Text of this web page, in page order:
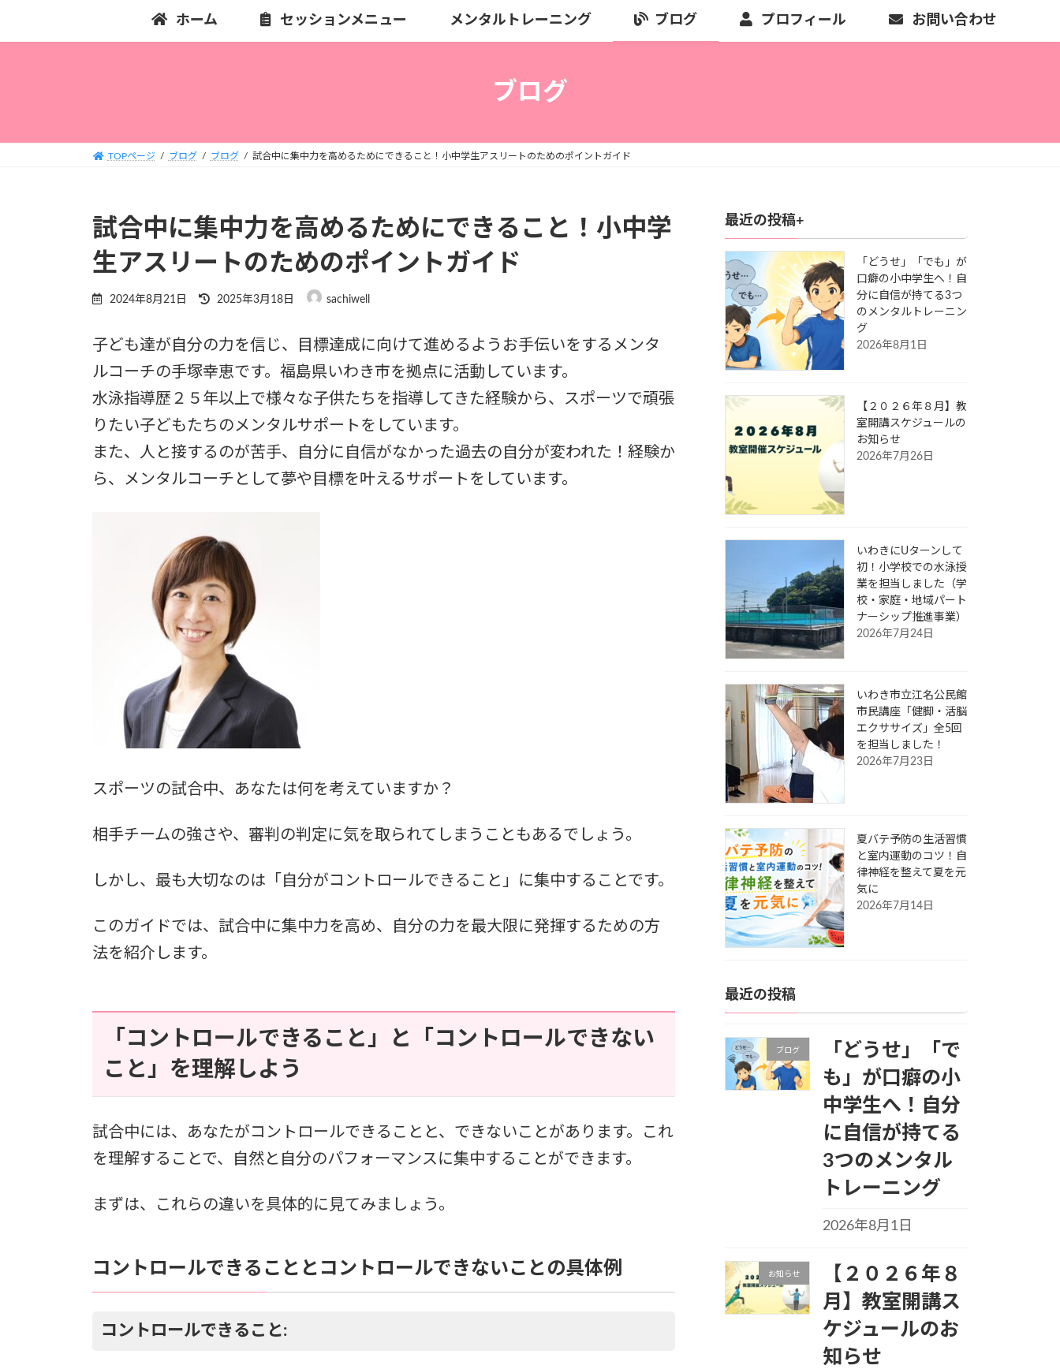
キ
に
ホーム セッションメニュー メンタルトレーニング ブログ プロフィール お問い合わせ
ブログ
TOPページ ブログ ブログ 試合中に集中力を高めるためにできること！小中学生アスリートのためのポイントガイド
試合中に集中力を高めるためにできること！小中学
生アスリートのためのポイントガイド
2024年8月21日
最
新
日
時
:
2025年3月18日 sachiwell
子ども達が自分の力を信じ、目標達成に向けて進めるようお手伝いをするメンタ
ルコーチの手塚幸恵です。福島県いわき市を拠点に活動しています。
水泳指導歴２５年以上で様々な子供たちを指導してきた経験から、スポーツで頑張
りたい子どもたちのメンタルサポートをしています。
また、人と接するのが苦手、自分に自信がなかった過去の自分が変われた！経験か
ら、メンタルコーチとして夢や目標を叶えるサポートをしています。
スポーツの試合中、あなたは何を考えていますか？
相手チームの強さや、審判の判定に気を取られてしまうこともあるでしょう。
しかし、最も大切なのは「自分がコントロールできること」に集中することです。
このガイドでは、試合中に集中力を高め、自分の力を最大限に発揮するための方
法を紹介します。
「コントロールできること」と「コントロールできない
こと」を理解しよう
試合中には、あなたがコントロールできることと、できないことがあります。これ
を理解することで、自然と自分のパフォーマンスに集中することができます。
まずは、これらの違いを具体的に見てみましょう。
コントロールできることとコントロールできないことの具体例
コントロールできること:
最近の投稿+
「どうせ」「でも」が
口癖の小中学生へ！自
分に自信が持てる3つ
のメンタルトレーニン
グ
2026年8月1日
【２０２６年８月】教
室開講スケジュールの
お知らせ
2026年7月26日
いわきにUターンして
初！小学校での水泳授
業を担当しました（学
校・家庭・地域パート
ナーシップ推進事業）
2026年7月24日
いわき市立江名公民館
市民講座「健脚・活脳
エクササイズ」全5回
を担当しました！
2026年7月23日
夏バテ予防の生活習慣
と室内運動のコツ！自
律神経を整えて夏を元
気に
2026年7月14日
最近の投稿
ブログ
「どうせ」「で
も」が口癖の小
中学生へ！自分
に自信が持てる
3つのメンタル
トレーニング
2026年8月1日
お知らせ
【２０２６年８
月】教室開講ス
ケジュールのお
知らせ